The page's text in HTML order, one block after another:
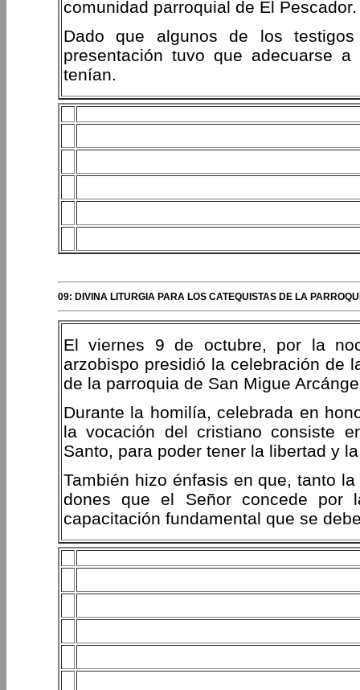
comunidad parroquial de El Pescador.
Dado que algunos de los
presentación tuvo que adecuarse
tenían.
09: DIVINA LITURGIA PARA LOS CATEQUISTAS DE LA
El viernes 9 de octubre, por la
arzobispo presidió la celebración de
de la parroquia de San Migue
Durante la homilía, celebrada en
la vocación del cristiano consiste
Santo, para poder tener la libertad y
También hizo énfasis en que, tanto
dones que el Señor concede
capacitación fundamental que se